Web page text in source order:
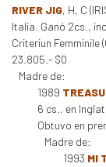
RIVER JIG, H, C
Italia. Ganó 2cs.,
Criteriun Femminile
23.805.- $0
Madre de:
1989
6 cs., en
Obtuvo en
Madre de:
1993 MI